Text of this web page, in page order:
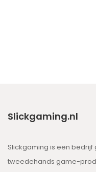
Slickgaming.nl
Slickgaming is een
tweedehands game-